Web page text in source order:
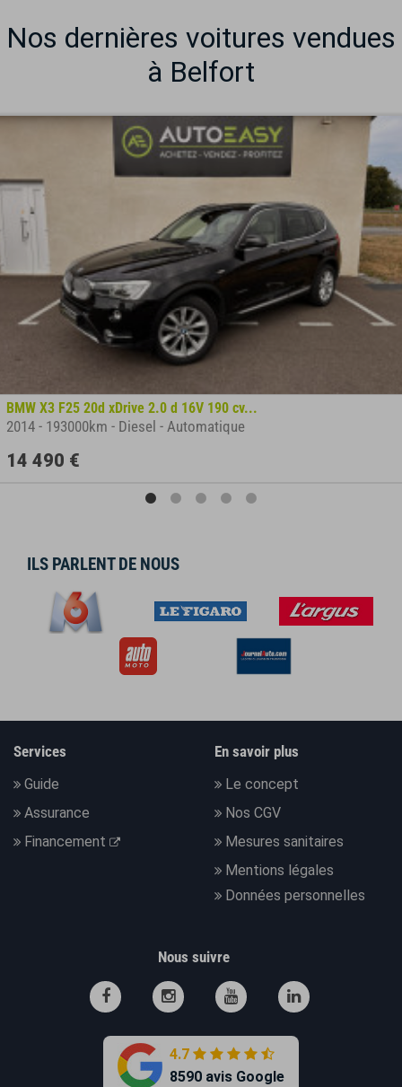
Nos dernières voitures vendues
à Belfort
BMW X3 F25 20d xDrive 2.0 d 16V 190 cv...
2014 - 193000km - Diesel - Automatique
14 490 €
ILS PARLENT DE NOUS
Services
Guide
Assurance
Financement
En savoir plus
Le concept
Nos CGV
Mesures sanitaires
Mentions légales
Données personnelles
Nous suivre
4.7
8590 avis Google